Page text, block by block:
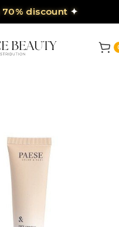
70% discount ✦